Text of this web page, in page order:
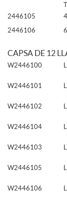
2446105
2446106
CAPSA DE 12
W2446100
W2446101
W2446102
W2446104
W2446103
W2446105
W2446106